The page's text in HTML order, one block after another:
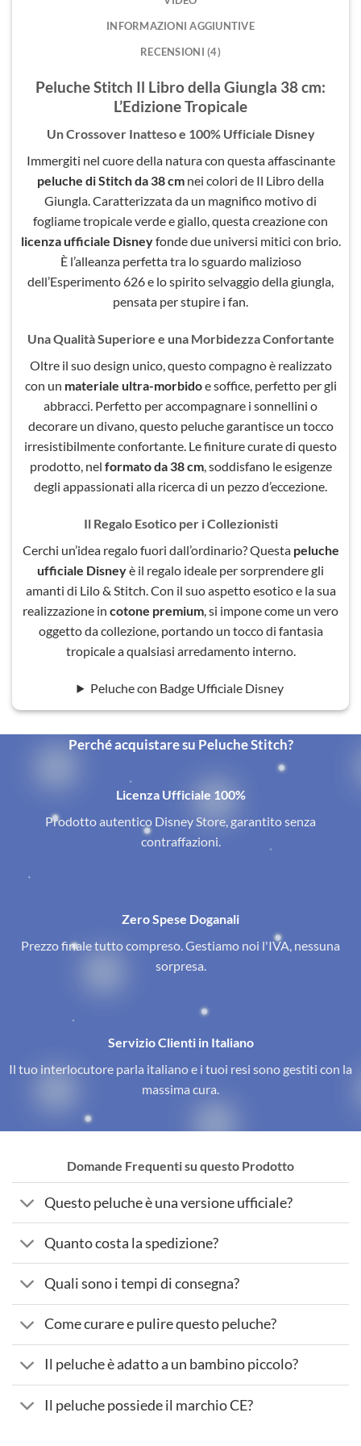
INFORMAZIONI AGGIUNTIVE
RECENSIONI (4)
Peluche Stitch Il Libro della Giungla 38 cm:
L’Edizione Tropicale
Un Crossover Inatteso e 100% Ufficiale Disney
Immergiti nel cuore della natura con questa affascinante
peluche di Stitch da 38 cm nei colori de Il Libro della
Giungla. Caratterizzata da un magnifico motivo di
fogliame tropicale verde e giallo, questa creazione con
licenza ufficiale Disneyfonde due universi mitici con brio.
È l’alleanza perfetta tra lo sguardo malizioso
dell’Esperimento 626 e lo spirito selvaggio della giungla,
pensata per stupire i fan.
Una Qualità Superiore e una Morbidezza Confortante
Oltre il suo design unico, questo compagno è realizzato
con un materiale ultra-morbidoe soffice, perfetto per gli
abbracci. Perfetto per accompagnare i sonnellini o
decorare un divano, questo peluche garantisce un tocco
irresistibilmente confortante. Le finiture curate di questo
prodotto, nel formato da 38 cm, soddisfano le esigenze
degli appassionati alla ricerca di un pezzo d’eccezione.
Il Regalo Esotico per i Collezionisti
Cerchi un’idea regalo fuori dall’ordinario? Questa peluche
ufficiale Disneyè il regalo ideale per sorprendere gli
amanti di Lilo & Stitch. Con il suo aspetto esotico e la sua
realizzazione in cotone premium, si impone come un vero
oggetto da collezione, portando un tocco di fantasia
tropicale a qualsiasi arredamento interno.
Peluche con Badge Ufficiale Disney
Perché acquistare su Peluche Stitch?
Licenza Ufficiale 100%
Prodotto autentico Disney Store, garantito senza
contraffazioni.
Zero Spese Doganali
Prezzo finale tutto compreso. Gestiamo noi l'IVA, nessuna
sorpresa.
Servizio Clienti in Italiano
Il tuo interlocutore parla italiano e i tuoi resi sono gestiti con la
massima cura.
Domande Frequenti su questo Prodotto
Questo peluche è una versione ufficiale?
Quanto costa la spedizione?
Quali sono i tempi di consegna?
Come curare e pulire questo peluche?
Il peluche è adatto a un bambino piccolo?
Il peluche possiede il marchio CE?